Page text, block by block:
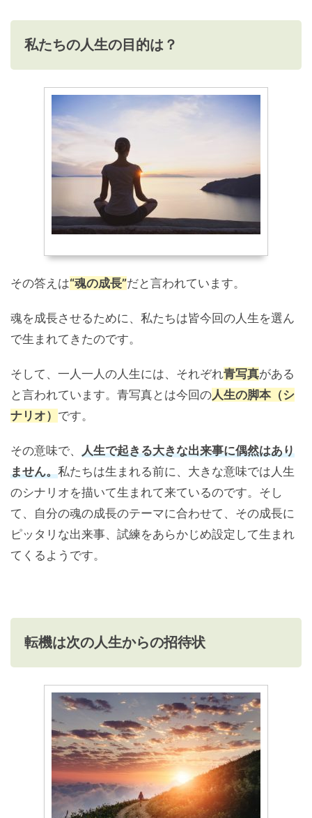
私たちの人生の目的は？
その答えは“魂の成長”だと言われています。
魂を成長させるために、私たちは皆今回の人生を選ん
で生まれてきたのです。
そして、一人一人の人生には、それぞれ青写真がある
と言われています。青写真とは今回の人生の脚本（シ
ナリオ） です。
その意味で、 人生で起きる大きな出来事に偶然はあり
ません。私たちは生まれる前に、大きな意味では人生
のシナリオを描いて生まれて来ているのです。そし
て、自分の魂の成長のテーマに合わせて、その成長に
ピッタリな出来事、試練をあらかじめ設定して生まれ
てくるようです。
転機は次の人生からの招待状